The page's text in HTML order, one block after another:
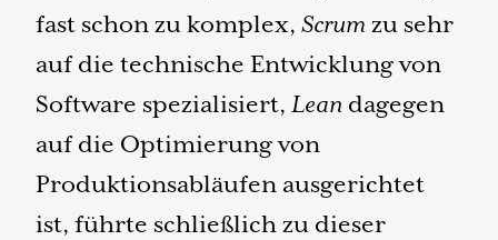
fast schon zu komplex,Scrum zu sehr
auf die technische Entwicklung von
Software spezialisiert,Lean dagegen
auf die Optimierung von
Produktionsabläufen ausgerichtet
ist, führte schließlich zu dieser